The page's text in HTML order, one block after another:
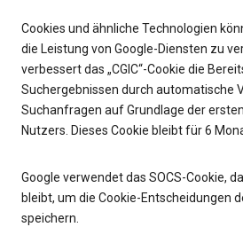
Cookies und ähnliche Technologien
die Leistung von Google-Diensten zu
verbessert das „CGIC“-Cookie die
Suchergebnissen durch automatische
Suchanfragen auf Grundlage der
Nutzers. Dieses Cookie bleibt für 6
Google verwendet das SOCS-Cookie,
bleibt, um die Cookie-Entscheidungen
speichern.